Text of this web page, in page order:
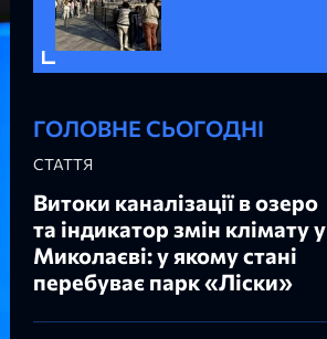
ГОЛОВНЕ СЬОГОДНІ
СТАТТЯ
Витоки каналізації в озеро
та індикатор змін клімату у
Миколаєві: у якому стані
перебуває парк «Ліски»